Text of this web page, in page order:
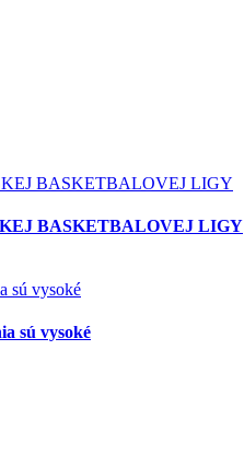
BASKETBALOVEJ LIGY
sú vysoké